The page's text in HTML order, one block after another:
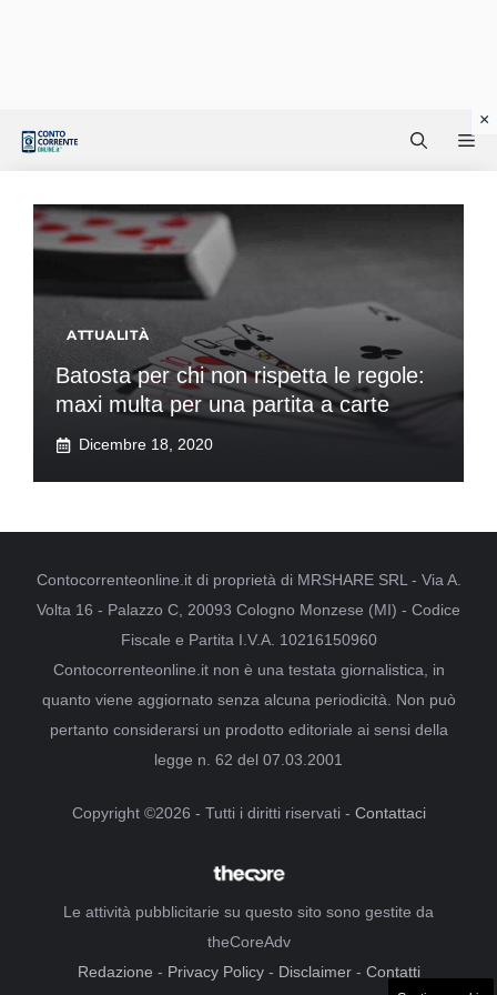
ATTUALITÀ
Batosta per chi non rispetta le regole:
maxi multa per una partita a carte
Dicembre 18, 2020
Contocorrenteonline.it di proprietà di MRSHARE SRL - Via A.
Volta 16 - Palazzo C, 20093 Cologno Monzese (MI) - Codice
Fiscale e Partita I.V.A. 10216150960
Contocorrenteonline.it non è una testata giornalistica, in
quanto viene aggiornato senza alcuna periodicità. Non può
pertanto considerarsi un prodotto editoriale ai sensi della
legge n. 62 del 07.03.2001
Copyright ©2026 - Tutti i diritti riservati - Contattaci
Le attività pubblicitarie su questo sito sono gestite da
theCoreAdv
Redazione - Privacy Policy- Disclaimer- Contatti